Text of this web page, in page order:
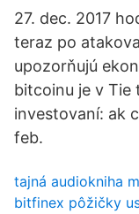
27. dec. 2017
teraz po
upozorňujú
bitcoinu je v Tie
investovaní: ak
feb.
tajná audiokniha
bitfinex pôžičky